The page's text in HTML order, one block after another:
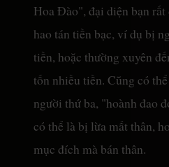
Hoa Đào", đại diện bạn
hao tán tiền bạc, ví dụ bị
tiền, hoặc thường xuyên
tốn nhiều tiền. Cũng có
người thứ ba, "hoành đao
có thể là bị lừa mất thân,
mục đích mà bán thân.